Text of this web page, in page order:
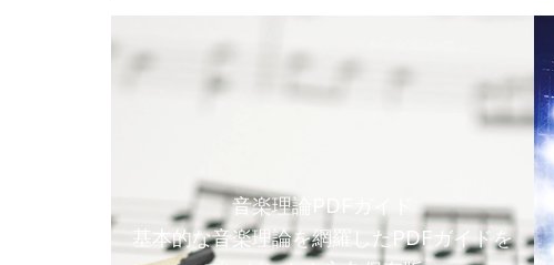
音楽理論PDFガイド
基本的な音楽理論を網羅したPDFガイドを